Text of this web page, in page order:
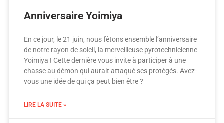
Anniversaire Yoimiya
En ce jour, le 21 juin, nous fêtons ensemble l’anniversaire
de notre rayon de soleil, la merveilleuse pyrotechnicienne
Yoimiya ! Cette dernière vous invite à participer à une
chasse au démon qui aurait attaqué ses protégés. Avez-
vous une idée de qui ça peut bien être ?
LIRE LA SUITE »